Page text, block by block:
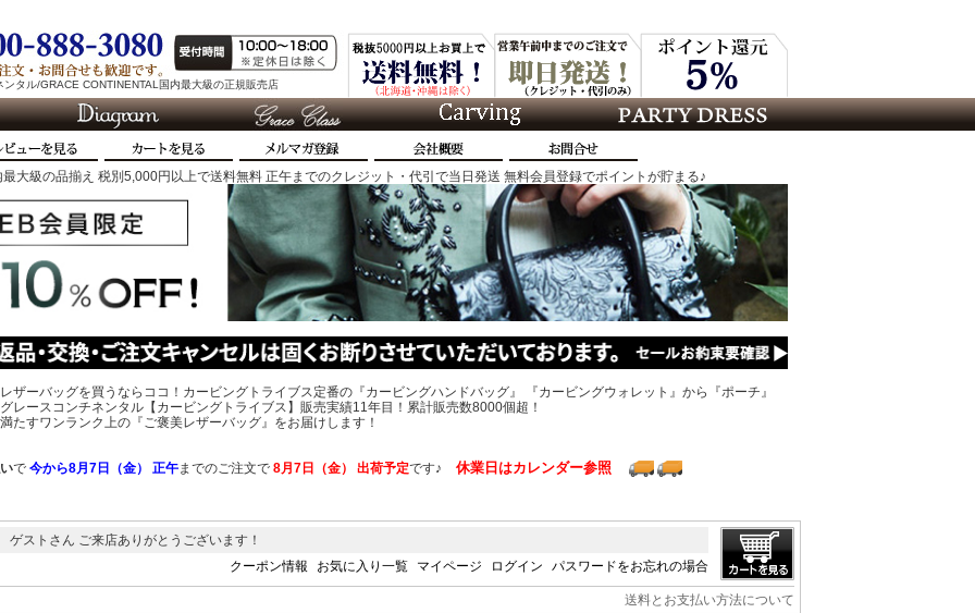
ンタル/GRACE CONTINENTAL国内最大級の正規販売店
大級の品揃え 税別5,000円以上で送料無料 正午までのクレジット・代引で当日発送 無料会員登録でポイントが貯まる♪
ザーバッグを買うならココ！カービングトライブス定番の『カービングハンドバッグ』 『カービングウォレット』から『ポーチ』
レースコンチネンタル【カービングトライブス】販売実績11年目！累計販売数8000個超！
たすワンランク上の『ご褒美レザーバッグ』をお届けします！
で今から8月7日（金） 正午までのご注文で8月7日（金） 出荷予定です♪ 休業日はカレンダー参照
ストさん ご来店ありがとうございます！
クーポン情報
お気に入り一覧 マイページ ログイン パスワードをお忘れの場合
送料とお支払い方法について